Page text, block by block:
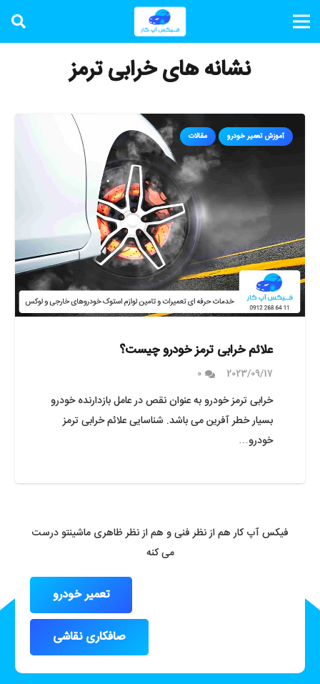
نشانه های خرابی ترمز
آموزش تعمیر خودرو مقالات
علائم خرابی ترمز خودرو چیست؟
2023/09/17
0
خرابی ترمز خودرو به عنوان نقص در عامل بازدارنده خودرو
بسیار خطر آفرین می باشد. شناسایی علائم خرابی ترمز
خودرو…
فیکس آپ کار هم از نظر فنی و هم از نظر ظاهری ماشینتو درست
می کنه
تعمیر خودرو
صافکاری نقاشی